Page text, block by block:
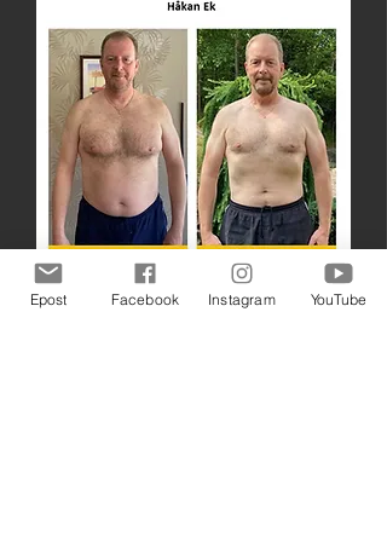
Epost Facebook Instagram YouTube